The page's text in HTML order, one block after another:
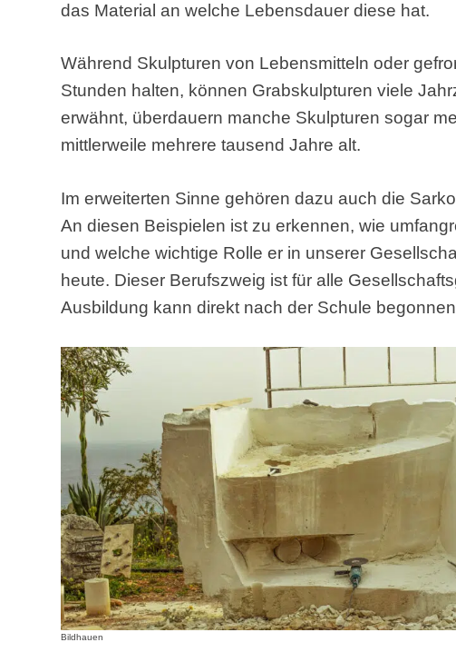
das Material an welche Lebensdauer diese hat.
Während Skulpturen von Lebensmitteln oder
Stunden halten, können Grabskulpturen viele
erwähnt, überdauern manche Skulpturen sogar
mittlerweile mehrere tausend Jahre alt.
Im erweiterten Sinne gehören dazu auch die
An diesen Beispielen ist zu erkennen, wie
und welche wichtige Rolle er in unserer
heute. Dieser Berufszweig ist für alle
Ausbildung kann direkt nach der Schule
Bildhauen